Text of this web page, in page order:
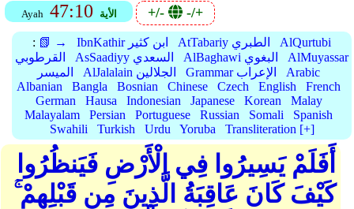
Ayah 47:10 الأية +/- -/+
: 📗 → IbnKathir ابن كثير AtTabariy الطبري
AlQurtubi
القرطوبي
AsSaadiyy السعدي AlBaghawi البغوي
AlMuyassar
الميسر
AlJalalain الجلالين Grammar الإعراب
Arabic
Albanian
Bangla Bosnian Chinese Czech English
French
German
Hausa Indonesian Japanese Korean
Malay
Malayalam
Persian Portuguese Russian Somali
Spanish
Swahili
Turkish Urdu Yoruba Transliteration [+]
أَفَلَمْ يَسِيرُوا فِي الْأَرْضِ فَيَنظُرُوا
كَيْفَ كَانَ عَاقِبَةُ الَّذِينَ مِن قَبْلِهِمْ ۚ